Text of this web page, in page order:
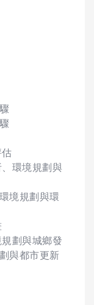
估
、環境規劃與
境規劃與環
劃與城鄉發
與都市更新